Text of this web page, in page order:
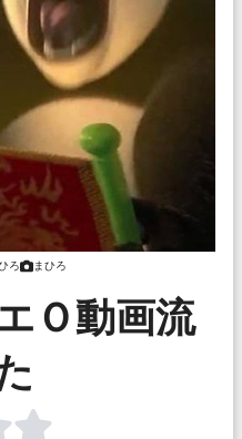
ろ まひろ
Ｏ動画流